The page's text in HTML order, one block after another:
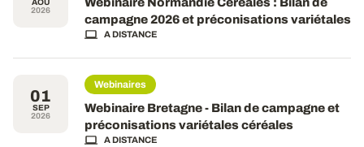
AOÛ
2026
Webinaire Normandie Céréales : Bilan de
campagne 2026 et préconisations variétales
A DISTANCE
01
SEP
2026
Webinaires
Webinaire Bretagne - Bilan de campagne et
préconisations variétales céréales
A DISTANCE